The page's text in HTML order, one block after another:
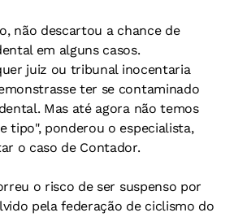
não descartou a chance de
em alguns casos.
juiz ou tribunal inocentaria
ter se contaminado
Mas até agora não temos
tipo", ponderou o especialista,
o caso de Contador.
o risco de ser suspenso por
pela federação de ciclismo do